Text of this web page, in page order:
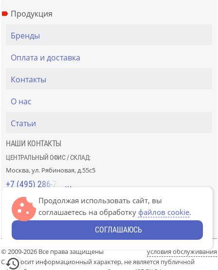
Продукция
Бренды
Оплата и доставка
Контакты
О нас
Статьи
НАШИ КОНТАКТЫ
ЦЕНТРАЛЬНЫЙ ОФИС / СКЛАД:
Москва, ул. Рябиновая, д.55с5
+7 (495) 286-70-40
СТРОЙРЫНОК «СЛАВЯНСКИЙ МИР»:
Москва, 41км МКАД, пав. Г-14/7-8 и Д-14/7-8
+7 (499) 226-74-18
© 2009-2026 Все права защищены
условия обслуживания
Сайт носит информационный характер, не является публичной
Продолжая использовать сайт, вы
соглашаетесь на обработку файлов cookie.
СОГЛАШАЮСЬ